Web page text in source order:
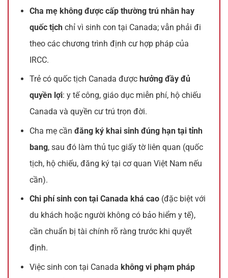
Cha mẹ không được cấp thường trú nhân hay
quốc tịch chỉ vì sinh con tại Canada; vẫn phải đi
theo các chương trình định cư hợp pháp của
IRCC.
Trẻ có quốc tịch Canada được hưởng đầy đủ
quyền lợi: y tế công, giáo dục miễn phí, hộ chiếu
Canada và quyền cư trú trọn đời.
Cha mẹ cầnđăng ký khai sinh đúng hạn tại tỉnh
bang, sau đó làm thủ tục giấy tờ liên quan (quốc
tịch, hộ chiếu, đăng ký tại cơ quan Việt Nam nếu
cần).
Chi phí sinh con tại Canada khá cao (đặc biệt với
du khách hoặc người không có bảo hiểm y tế),
cần chuẩn bị tài chính rõ ràng trước khi quyết
định.
Việc sinh con tại Canadakhông vi phạm pháp